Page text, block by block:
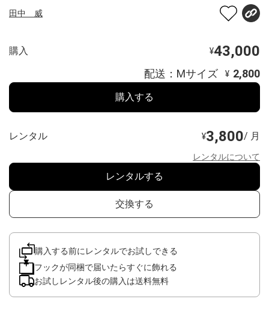
田中 威
購入 ¥43,000
配送：Mサイズ ¥ 2,800
購入する
レンタル ¥3,800/ 月
レンタルについて
レンタルする
交換する
購入する前にレンタルでお試しできる
フックが同梱で届いたらすぐに飾れる
お試しレンタル後の購入は送料無料